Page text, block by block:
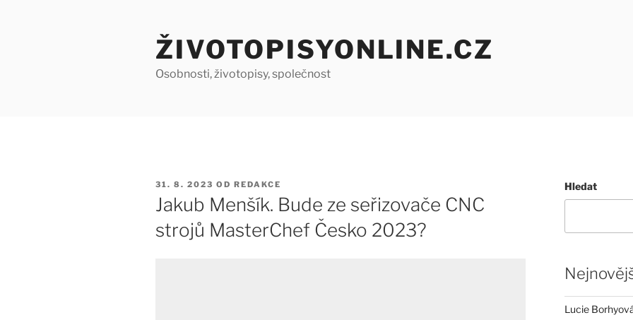
ŽIVOTOPISYONLINE.CZ
Osobnosti, životopisy, společnost
PUBLIKOVÁNO
31. 8. 2023 OD REDAKCE
Jakub Menšík. Bude ze seřizovače CNC
strojů MasterChef Česko 2023?
Hledat
Lucie